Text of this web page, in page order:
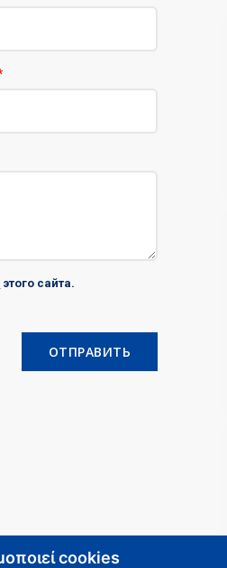
cookies
этого сайта.
ОТПРАВИТЬ